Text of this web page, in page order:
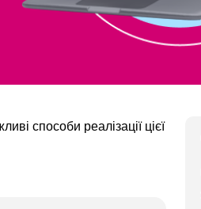
способи реалізації цієї